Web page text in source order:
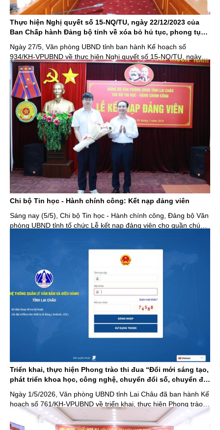
Thực hiện Nghị quyết số 15-NQ/TU, ngày 22/12/2023 của
Ban Chấp hành Đảng bộ tỉnh về xóa bỏ hủ tục, phong tục,
dân các dân tộc tỉnh Lai Châu năm 2026
Ngày 27/5, Văn phòng UBND tỉnh ban hành Kế hoạch số
934/KH-VPUBND về thực hiện Nghị quyết số 15-NQ/TU, ngày
22/12/2023 của Ban Chấp hành Đảng bộ tỉnh về xóa bỏ hủ tục,
phong tục, tập quán lạc hậu, xây dựng nếp sống văn minh trong
Nhân dân các dân tộc tỉnh Lai ...
Chi bộ Tin học - Hành chính công: Kết nạp đảng viên
Sáng nay (5/5), Chi bộ Tin học - Hành chính công, Đảng bộ Văn
phòng UBND tỉnh tổ chức Lễ kết nạp đảng viên cho quần chúng
Triển khai, thực hiện Phong trào thi đua “Đổi mới sáng tạo,
phát triển khoa học, công nghệ, chuyển đổi số, chuyển đổi
Ngày 1/5/2026, Văn phòng UBND tỉnh Lai Châu đã ban hành Kế
hoạch số 761/KH-VPUBND về triển khai, thực hiện Phong trào
thi đua “Đổi mới sáng tạo, phát triển khoa học, công nghệ,
chuyển đổi số, chuyển đổi xanh”.